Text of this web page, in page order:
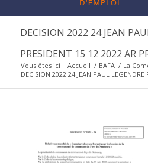
DECISION 2022 24 JEAN
PRESIDENT 15 12 2022 AR
Vous êtes ici : Accueil / BAFA / La
DECISION 2022 24 JEAN PAUL